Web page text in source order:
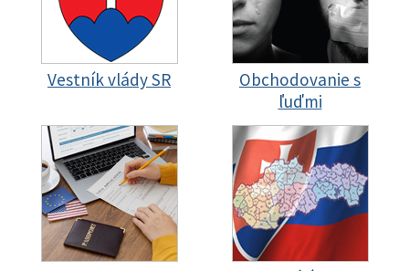
Vestník vlády SR
Obchodovanie s
ľuďmi